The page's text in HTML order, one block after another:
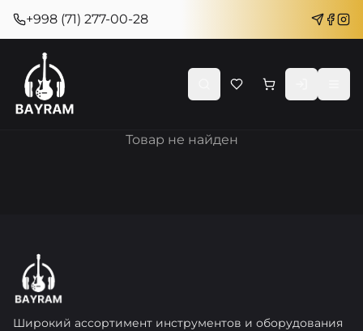
+998 (71) 277-00-28
Товар не найден
Широкий ассортимент инструментов и оборудования